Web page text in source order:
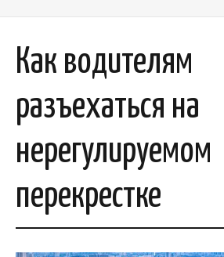
Как водителям
разъехаться на
нерегулируемом
перекрестке